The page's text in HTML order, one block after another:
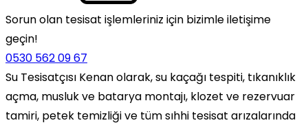
Sorun olan tesisat işlemleriniz için bizimle iletişime
geçin!
0530 562 09 67
Su Tesisatçısı Kenan olarak, su kaçağı tespiti, tıkanıklık
açma, musluk ve batarya montajı, klozet ve rezervuar
tamiri, petek temizliği ve tüm sıhhi tesisat arızalarında